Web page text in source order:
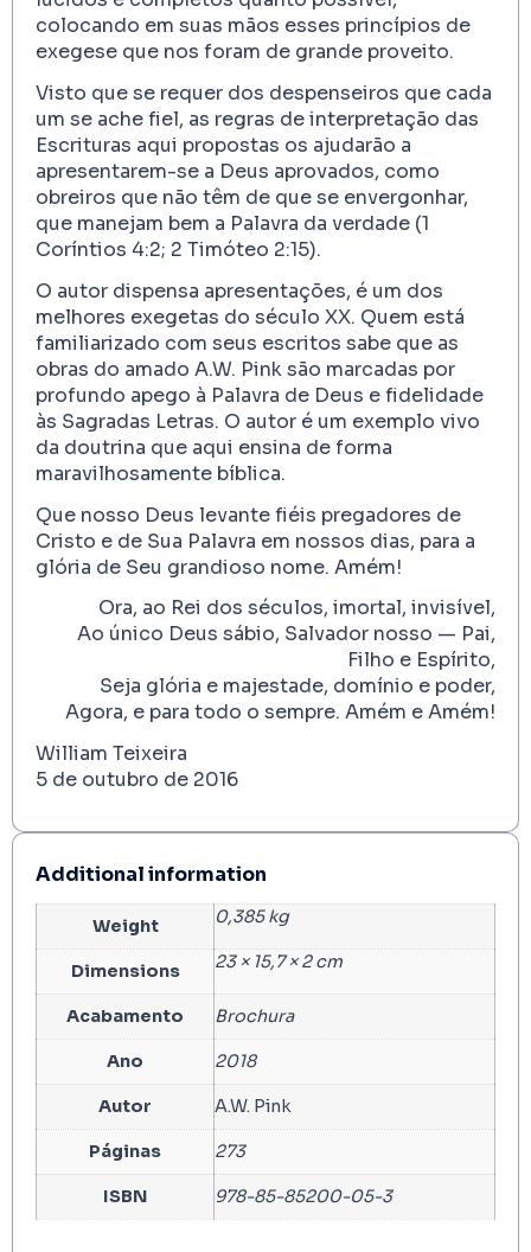
colocando em suas mãos esses princípios de
exegese que nos foram de grande proveito.
Visto que se requer dos despenseiros que cada
um se ache fiel, as regras de interpretação das
Escrituras aqui propostas os ajudarão a
apresentarem-se a Deus aprovados, como
obreiros que não têm de que se envergonhar,
que manejam bem a Palavra da verdade (1
Coríntios 4:2; 2 Timóteo 2:15).
O autor dispensa apresentações, é um dos
melhores exegetas do século XX. Quem está
familiarizado com seus escritos sabe que as
obras do amado A.W. Pink são marcadas por
profundo apego à Palavra de Deus e fidelidade
às Sagradas Letras. O autor é um exemplo vivo
da doutrina que aqui ensina de forma
maravilhosamente bíblica.
Que nosso Deus levante fiéis pregadores de
Cristo e de Sua Palavra em nossos dias, para a
glória de Seu grandioso nome. Amém!
Ora, ao Rei dos séculos, imortal, invisível,
Ao único Deus sábio, Salvador nosso — Pai,
Filho e Espírito,
Seja glória e majestade, domínio e poder,
Agora, e para todo o sempre. Amém e Amém!
William Teixeira
5 de outubro de 2016
Additional information
Weight 0,385 kg
Dimensions 23 × 15,7 × 2 cm
Acabamento Brochura
Ano 2018
Autor A.W. Pink
Páginas 273
ISBN 978-85-85200-05-3